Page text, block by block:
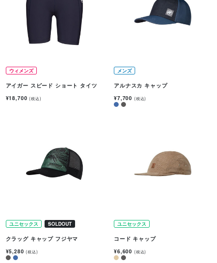
ウィメンズ
アイガー スピード ショート タイツ
¥18,700(税込)
メンズ
アルナスカ キャップ
¥7,700 (税込)
ユニセックス SOLDOUT
クラッグ キャップ フジヤマ
¥5,280(税込)
ユニセックス
コード キャップ
¥6,600 (税込)